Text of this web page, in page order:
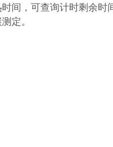
间，可查询计时剩余时
定。